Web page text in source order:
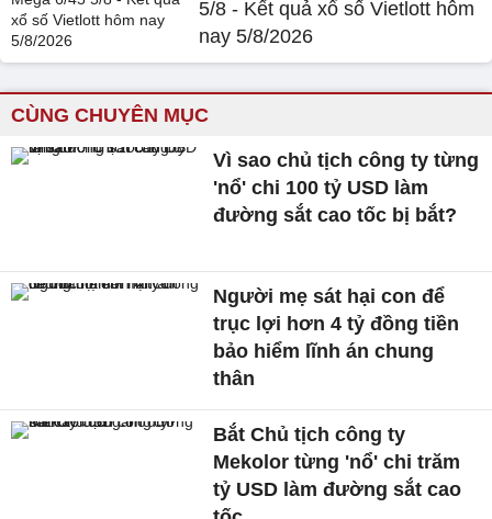
5/8 - Kết quả xổ số Vietlott hôm
nay 5/8/2026
CÙNG CHUYÊN MỤC
Vì sao chủ tịch công ty từng
'nổ' chi 100 tỷ USD làm
đường sắt cao tốc bị bắt?
Người mẹ sát hại con để
trục lợi hơn 4 tỷ đồng tiền
bảo hiểm lĩnh án chung
thân
Bắt Chủ tịch công ty
Mekolor từng 'nổ' chi trăm
tỷ USD làm đường sắt cao